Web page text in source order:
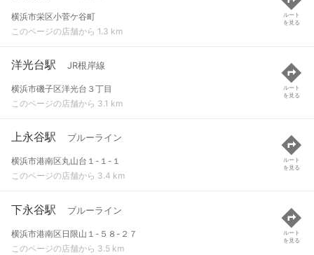
横浜市栄区小菅ケ谷町
このページの店舗から 1.3 km
ルート
を見る
洋光台駅 JR根岸線
横浜市磯子区洋光台３丁目
このページの店舗から 3.1 km
ルート
を見る
上永谷駅 ブルーライン
横浜市港南区丸山台１-１-１
このページの店舗から 3.4 km
ルート
を見る
下永谷駅 ブルーライン
横浜市港南区日限山１-５８-２７
このページの店舗から 3.5 km
ルート
を見る